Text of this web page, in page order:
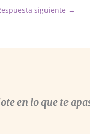
siguiente →
en lo que te